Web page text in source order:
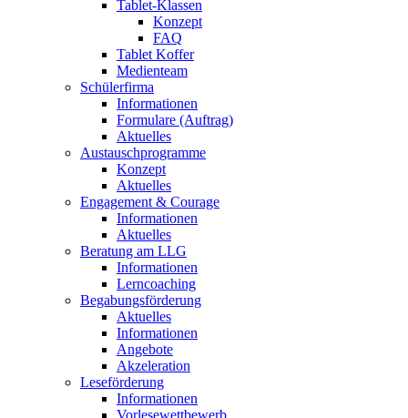
Tablet-Klassen
Konzept
FAQ
Tablet Koffer
Medienteam
Schülerfirma
Informationen
Formulare (Auftrag)
Aktuelles
Austauschprogramme
Konzept
Aktuelles
Engagement & Courage
Informationen
Aktuelles
Beratung am LLG
Informationen
Lerncoaching
Begabungsförderung
Aktuelles
Informationen
Angebote
Akzeleration
Leseförderung
Informationen
Vorlesewettbewerb